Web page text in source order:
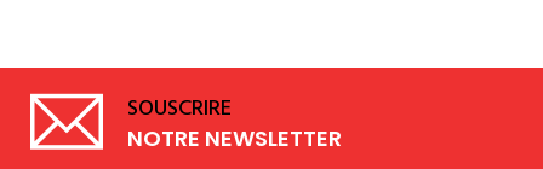
SOUSCRIRE
NOTRE NEWSLETTER